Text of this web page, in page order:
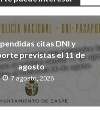
citas DNI y
previstas el 11 de
agosto
7 agosto, 2026